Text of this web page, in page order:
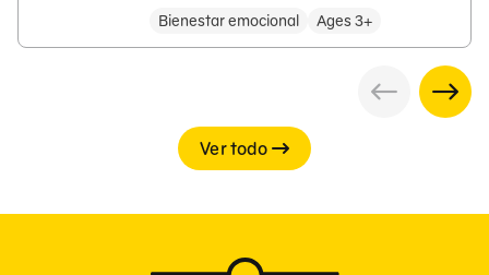
Bienestar emocional
Ages 3+
Ver todo